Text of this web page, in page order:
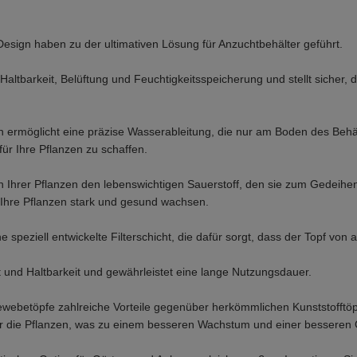
haben zu der ultimativen Lösung für Anzuchtbehälter geführt.
Belüftung und Feuchtigkeitsspeicherung und stellt sicher,
eine präzise Wasserableitung, die nur am Boden des
Ihre Pflanzen zu schaffen.
Pflanzen den lebenswichtigen Sauerstoff, den sie zum
Pflanzen stark und gesund wachsen.
speziell entwickelte Filterschicht, die dafür sorgt, dass der Topf von
Haltbarkeit und gewährleistet eine lange Nutzungsdauer.
zahlreiche Vorteile gegenüber herkömmlichen
Pflanzen, was zu einem besseren Wachstum und einer besseren